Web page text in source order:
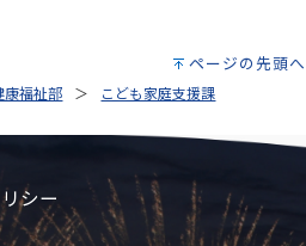
ページの先頭へ
康福祉部
こども家庭支援課
シー